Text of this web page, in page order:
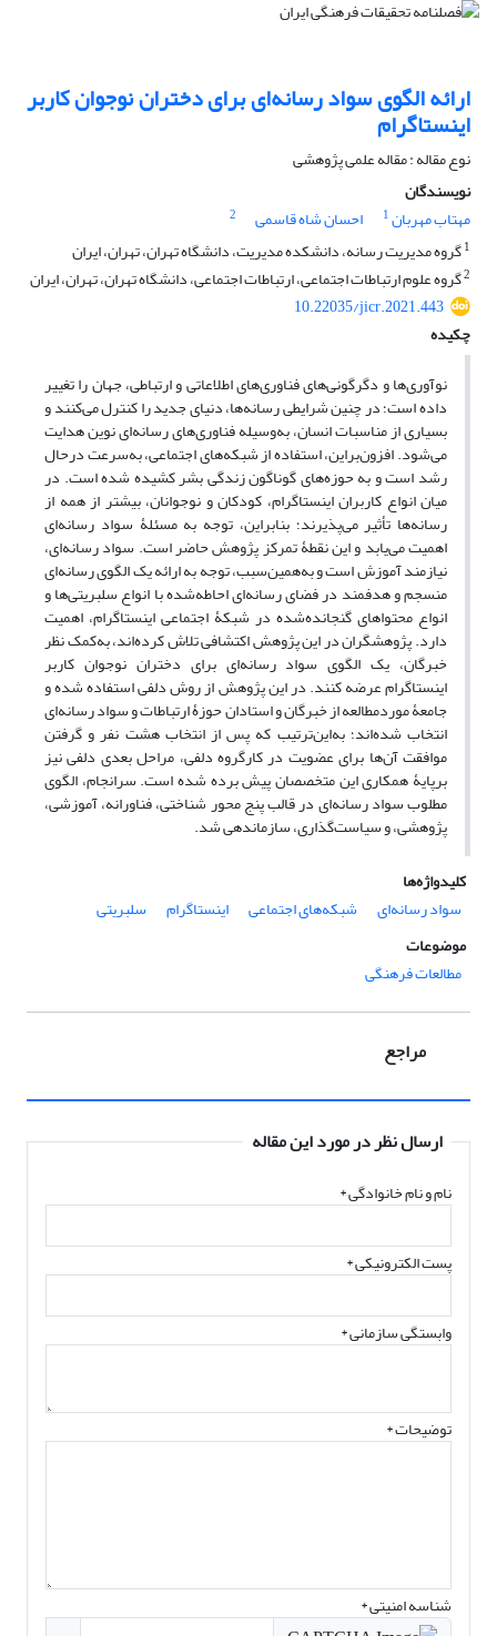
ارائه الگوی سواد رسانه‌ای برای دختران نوجوان کاربر
اینستاگرام
نوع مقاله : مقاله علمی پژوهشی
نویسندگان
مهتاب مهربان1 احسان شاه قاسمی
2
1گروه مدیریت رسانه، دانشکده مدیریت، دانشگاه تهران، تهران، ایران
2گروه علوم ارتباطات اجتماعی، ارتباطات اجتماعی، دانشگاه تهران، تهران، ایران
10.22035/jicr.2021.443
چکیده
نوآوری‌ها و دگرگونی‌های فناوری‌های اطلاعاتی و ارتباطی، جهان را تغییر
داده است؛ در چنین شرایطی رسانه‌ها، دنیای جدید را کنترل می‌کنند و
بسیاری از مناسبات انسان، به‌وسیله فناوری‌های رسانه‌ای نوین هدایت
می‌شود. افزون‌براین، استفاده از شبکه‌های اجتماعی، به‌سرعت درحال
رشد است و به حوزه‌های گوناگون زندگی بشر کشیده شده است. در
میان انواع کاربران اینستاگرام، کودکان و نوجوانان، بیشتر از همه از
رسانه‌ها تأثیر می‌پذیرند؛ بنابراین، توجه به مسئلۀ سواد رسانه‌ای
اهمیت می‌یابد و این نقطۀ تمرکز پژوهش حاضر است. سواد رسانه‌ای،
نیازمند آموزش است و به‌همین‌سبب، توجه به ارائه یک الگوی رسانه‌ای
منسجم و هدفمند در فضای رسانه‌ای احاطه‌شده با انواع سلبریتی‌ها و
انواع محتواهای گنجانده‌شده در شبکۀ اجتماعی اینستاگرام‌، اهمیت
دارد. پژوهشگران در این پژوهش اکتشافی تلاش کرده‌اند، به‌کمک نظر
خبرگان، یک الگوی سواد رسانه‌ای برای دختران نوجوان کاربر
اینستاگرام عرضه کنند. در این پژوهش از روش دلفی استفاده شده و
جامعۀ موردمطالعه از خبرگان و استادان حوزۀ ارتباطات و سواد رسانه‌ای
انتخاب شده‌اند؛ به‌این‌ترتیب که پس از انتخاب هشت نفر و گرفتن
موافقت آن‌ها برای عضویت در کارگروه دلفی، مراحل بعدی دلفی نیز
برپایۀ همکاری این متخصصان پیش برده شده است. سرانجام، الگوی
مطلوب سواد رسانه‌ای در قالب پنج محور شناختی، فناورانه، آموزشی،
پژوهشی، و سیاست‌گذاری، سازماندهی شد.
کلیدواژه‌ها
سواد رسانه‌ای
شبکه‌های اجتماعی اینستاگرام
سلبریتی
موضوعات
مطالعات فرهنگی
مراجع
ارسال نظر در مورد این مقاله
نام و نام خانوادگی*
پست الکترونیکی*
وابستگی سازمانی *
توضیحات *
شناسه امنیتی *